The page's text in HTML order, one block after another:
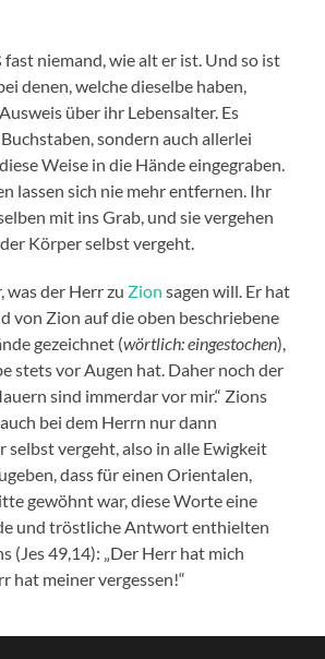
niemand, wie alt er ist. Und so ist
denen, welche dieselbe haben,
über ihr Lebensalter. Es
sondern auch allerlei
Weise in die Hände eingegraben.
lassen sich nie mehr entfernen. Ihr
mit ins Grab, und sie vergehen
Körper selbst vergeht.
was der Herr zu Zion sagen will. Er hat
von Zion auf die oben beschriebene
gezeichnet (wörtlich: eingestochen),
stets vor Augen hat. Daher noch der
sind immerdar vor mir.“ Zions
bei dem Herrn nur dann
selbst vergeht, also in alle Ewigkeit
dass für einen Orientalen,
gewöhnt war, diese Worte eine
und tröstliche Antwort enthielten
(Jes 49,14): „Der Herr hat mich
hat meiner vergessen!“